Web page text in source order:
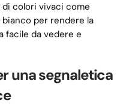
di colori vivaci come
per rendere la
facile da vedere e
una segnaletica